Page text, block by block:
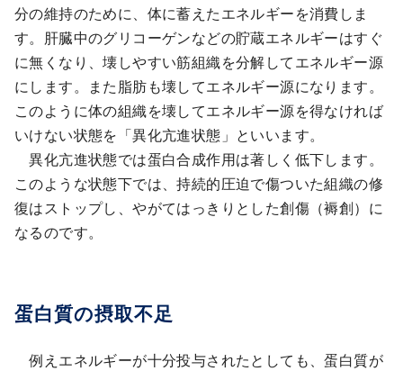
分の維持のために、体に蓄えたエネルギーを消費しま
す。肝臓中のグリコーゲンなどの貯蔵エネルギーはすぐ
に無くなり、壊しやすい筋組織を分解してエネルギー源
にします。また脂肪も壊してエネルギー源になります。
このように体の組織を壊してエネルギー源を得なければ
いけない状態を「異化亢進状態」といいます。
異化亢進状態では蛋白合成作用は著しく低下します。
このような状態下では、持続的圧迫で傷ついた組織の修
復はストップし、やがてはっきりとした創傷（褥創）に
なるのです。
蛋白質の摂取不足
例えエネルギーが十分投与されたとしても、蛋白質が